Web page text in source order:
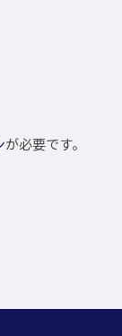
が必要です。